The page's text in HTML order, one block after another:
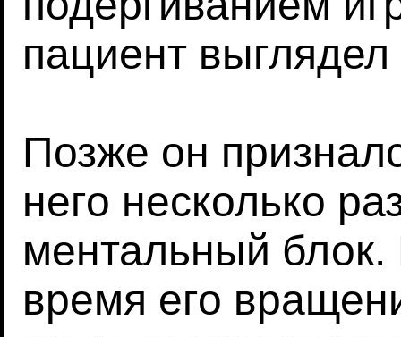
пациент
Позже он
него несколько
ментальный блок.
время его